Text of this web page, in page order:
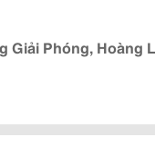
Giải Phóng, Hoàng